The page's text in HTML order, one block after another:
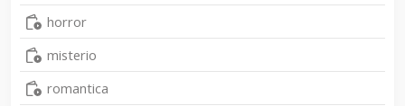
horror
misterio
romantica